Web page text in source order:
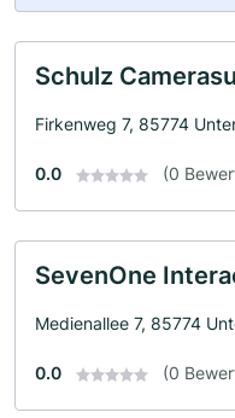
Schulz
Firkenweg 7, 85774
0.0 (0
SevenOne
Medienallee 7, 85774
0.0 (0